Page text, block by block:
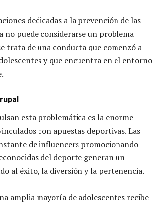
dedicadas a la prevención de las
no puede considerarse un problema
trata de una conducta que comenzó a
y que encuentra en el entorno
esta problemática es la enorme
con apuestas deportivas. Las
de influencers promocionando
del deporte generan un
al éxito, la diversión y la pertenencia.
amplia mayoría de adolescentes recibe